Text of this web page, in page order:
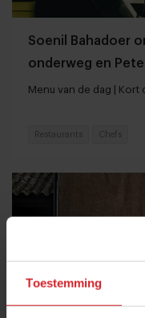
Toestemming
Soenil Bahadoer
onderweg en
van de Jaarbeurs
Menu van de dag | Kort
Restaurants Chefs